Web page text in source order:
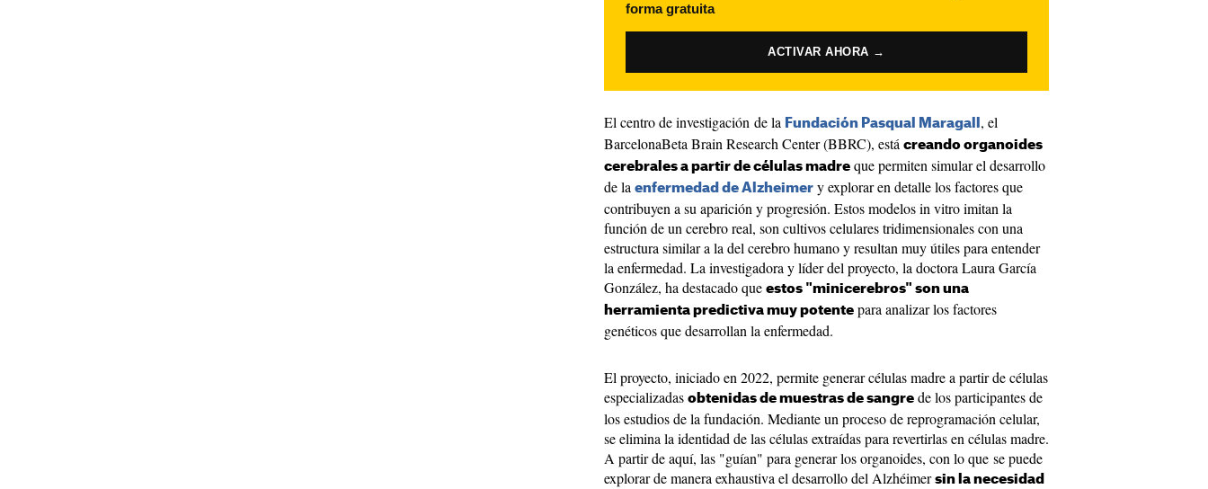
forma gratuita
ACTIVAR AHORA →
El centro de investigación de la Fundación Pasqual Maragall , el
BarcelonaBeta Brain Research Center (BBRC), está creando organoides
cerebrales a partir de células madre que permiten simular el desarrollo
de la enfermedad de Alzheimer y explorar en detalle los factores que
contribuyen a su aparición y progresión. Estos modelos in vitro imitan la
función de un cerebro real, son cultivos celulares tridimensionales con una
estructura similar a la del cerebro humano y resultan muy útiles para entender
la enfermedad. La investigadora y líder del proyecto, la doctora Laura García
González, ha destacado que estos "minicerebros" son una
herramienta predictiva muy potente para analizar los factores
genéticos que desarrollan la enfermedad.
El proyecto, iniciado en 2022, permite generar células madre a partir de células
especializadas obtenidas de muestras de sangre de los participantes de
los estudios de la fundación. Mediante un proceso de reprogramación celular,
se elimina la identidad de las células extraídas para revertirlas en células madre.
A partir de aquí, las "guían" para generar los organoides, con lo que se puede
explorar de manera exhaustiva el desarrollo del Alzhéimer sin la necesidad